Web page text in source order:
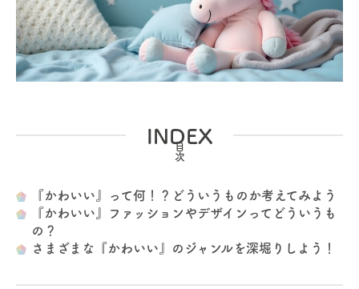
INDEX
『かわいい』って何！？どういうものか考えてみよう
『かわいい』ファッションやデザインってどういうも
の？
さまざまな『かわいい』のジャンルを深堀りしよう！